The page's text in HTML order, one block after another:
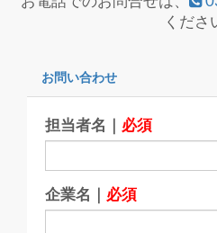
くださ
お問い合わせ
担当者名｜ 必須
企業名｜ 必須